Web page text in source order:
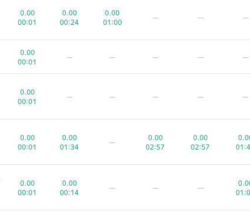
0.00
00:01
0.00
00:24
0.00
01:00
— — —
0.00
00:01
— — — — —
0.00
00:01
— — — — —
0.00
00:01
0.00
01:34
—
0.00
02:57
0.00
02:57
0.00
00:01
0.00
00:14
— — —